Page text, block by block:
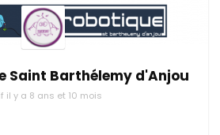
Saint Barthélemy d'Anjou
il y a 8 ans et 10 mois